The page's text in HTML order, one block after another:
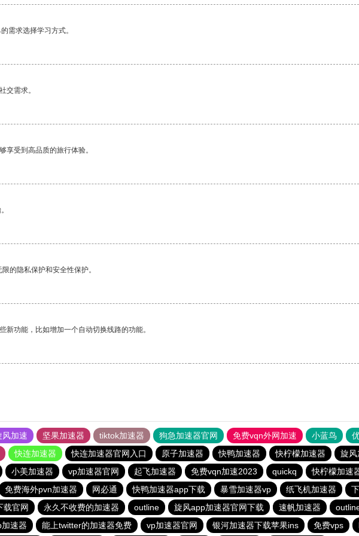
需求选择学习方式。
交需求。
享受到高品质的旅行体验。
的隐私保护和安全性保护。
功能，比如增加一个自动切换线路的功能。
风加速 坚果加速器 tiktok加速器 狗急加速器官网 免费vqn外网加速 小蓝鸟
快连加速器 快连加速器官网入口 原子加速器 快鸭加速器 快柠檬加速器 旋风
小美加速器 vp加速器官网 起飞加速器 免费vqn加速2023 quickq 快柠檬加速
免费海外pvn加速器 网必通 快鸭加速器app下载 暴雪加速器vp 纸飞机加速器
载官网 永久不收费的加速器 outline 旋风app加速器官网下载 速帆加速器
速器 能上twitter的加速器免费 vp加速器官网 银河加速器下载苹果ins 免费vps